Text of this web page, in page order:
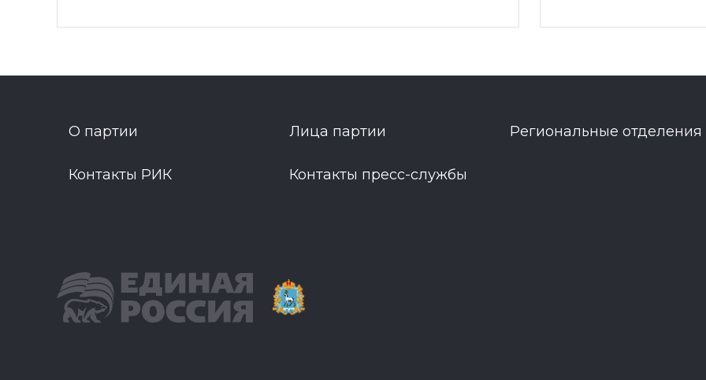
О партии Лица партии Региональные отделения
Контакты РИК Контакты пресс-службы